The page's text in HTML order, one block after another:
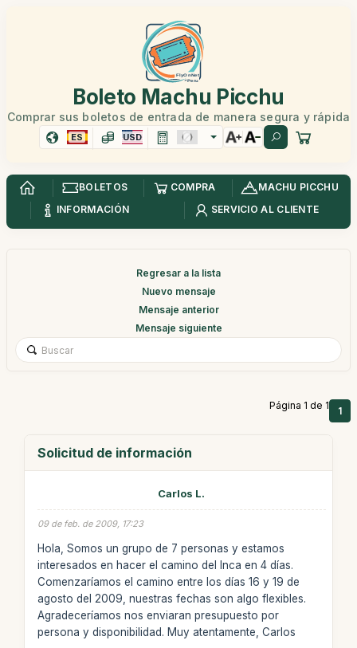
Boleto Machu Picchu
Comprar sus boletos de entrada de manera segura y rápida
ES USD
BOLETOS COMPRA
MACHU PICCHU
INFORMACIÓN
SERVICIO AL CLIENTE
Regresar a la lista
Nuevo mensaje
Mensaje anterior
Mensaje siguiente
Página 1 de 1 1
Solicitud de información
Carlos L.
09 de feb. de 2009, 17:23
Hola, Somos un grupo de 7 personas y estamos
interesados en hacer el camino del Inca en 4 días.
Comenzaríamos el camino entre los días 16 y 19 de
agosto del 2009, nuestras fechas son algo flexibles.
Agradeceríamos nos enviaran presupuesto por
persona y disponibilidad. Muy atentamente, Carlos